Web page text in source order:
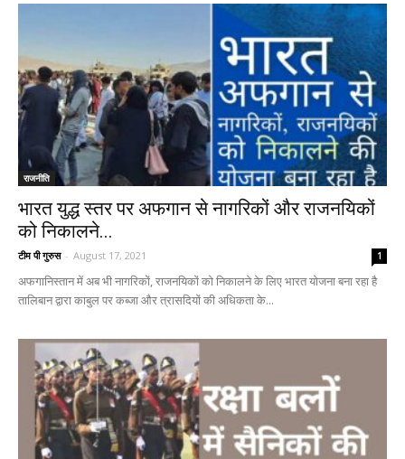
राजनीति
भारत युद्ध स्तर पर अफगान से नागरिकों और राजनयिकों
को निकालने...
टीम पी गुरुस - August 17, 2021 1
अफगानिस्तान में अब भी नागरिकों, राजनयिकों को निकालने के लिए भारत योजना बना रहा है
तालिबान द्वारा काबुल पर कब्जा और त्रासदियों की अधिकता के...